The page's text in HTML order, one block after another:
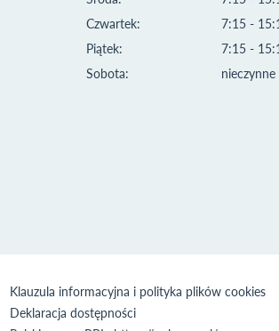
Czwartek:
Piątek:
Sobota:
7:15 -
7:15 -
nieczynne
Klauzula informacyjna i polityka plików cookies
Deklaracja dostępności